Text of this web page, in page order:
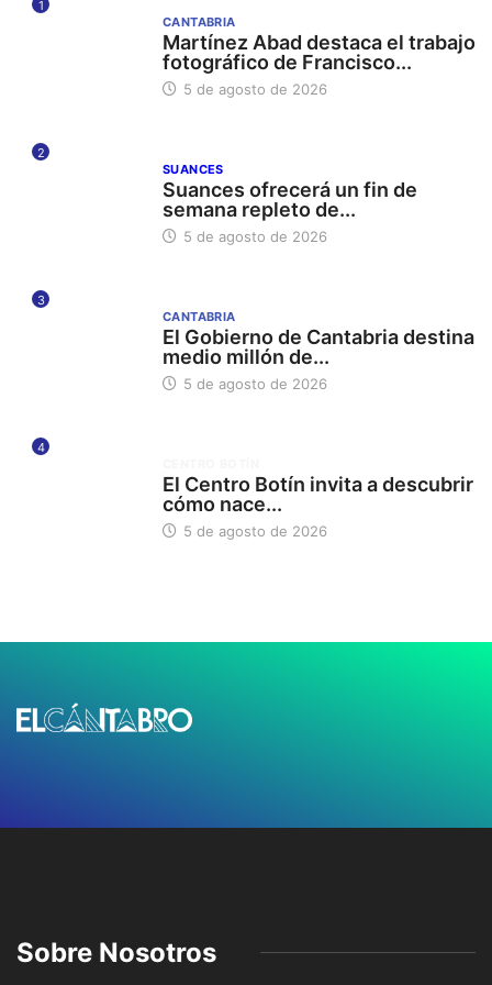
1
CANTABRIA
Martínez Abad destaca el trabajo
fotográfico de Francisco...
5 de agosto de 2026
2
SUANCES
Suances ofrecerá un fin de
semana repleto de...
5 de agosto de 2026
3
CANTABRIA
El Gobierno de Cantabria destina
medio millón de...
5 de agosto de 2026
4
El Centro Botín invita a descubrir
cómo nace...
5 de agosto de 2026
Sobre Nosotros